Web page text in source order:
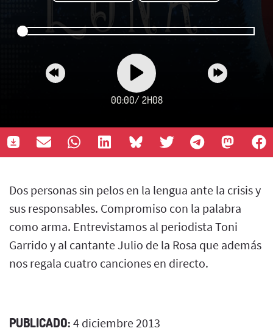
00:00/ 2H08
Dos personas sin pelos en la lengua ante la crisis y
sus responsables. Compromiso con la palabra
como arma. Entrevistamos al periodista Toni
Garrido y al cantante Julio de la Rosa que además
nos regala cuatro canciones en directo.
PUBLICADO: 4 diciembre 2013